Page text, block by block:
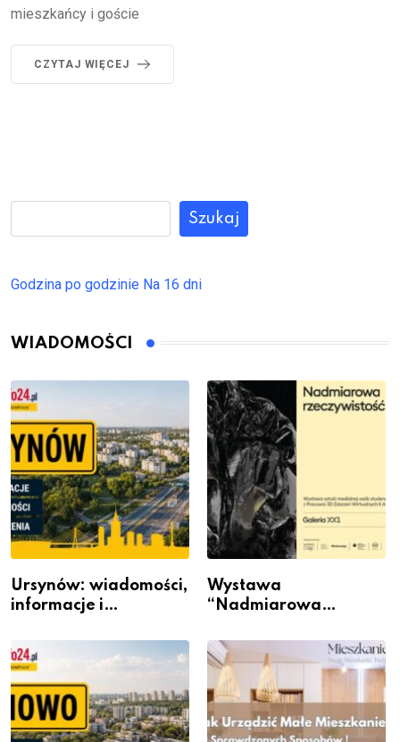
mieszkańcy i goście
CZYTAJ WIĘCEJ
Szukaj
Godzina po godzinie Na 16 dni
WIADOMOŚCI
Ursynów: wiadomości,
informacje i
Wystawa
“Nadmiarowa
Galerii XX1